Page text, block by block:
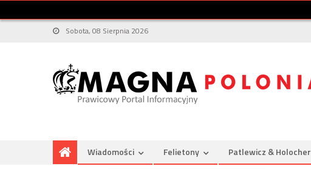
Sobota, 08 Sierpnia 2026
Wiadomości Felietony Patlewicz & Holocher